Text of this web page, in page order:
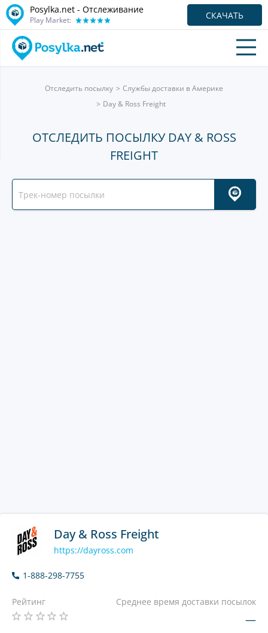
Posylka.net - Отслеживание
Play Market: СКАЧАТЬ
Отследить посылку
Службы доставки в Америке
Day & Ross Freight
ОТСЛЕДИТЬ ПОСЫЛКУ DAY & ROSS
FREIGHT
Day & Ross Freight
https://dayross.com
1-888-298-7755
Рейтинг Среднее время доставки посылок
—